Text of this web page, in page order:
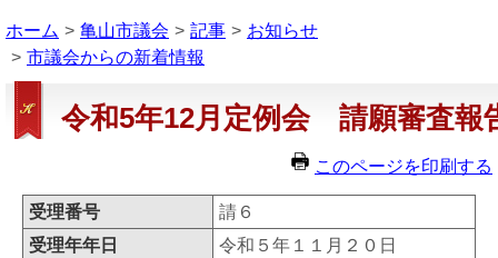
ホーム 亀山市議会 記事
お知らせ
市議会からの新着情報
令和5年12月定例会 請願審査報
このページを印刷する
受理番号
請６
受理年年日
令和５年１１月２０日